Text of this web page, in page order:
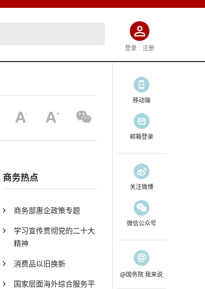
登录 注册
商务热点
商务部惠企政策专题
学习宣传贯彻党的二十大
精神
消费品以旧换新
国家层面海外综合服务平
移动端
邮箱登录
关注微博
微信公众号
@国务院 我来说